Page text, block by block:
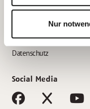
Nur
AWO Gliederungen nach
Impressum
Datenschutz
Social Media